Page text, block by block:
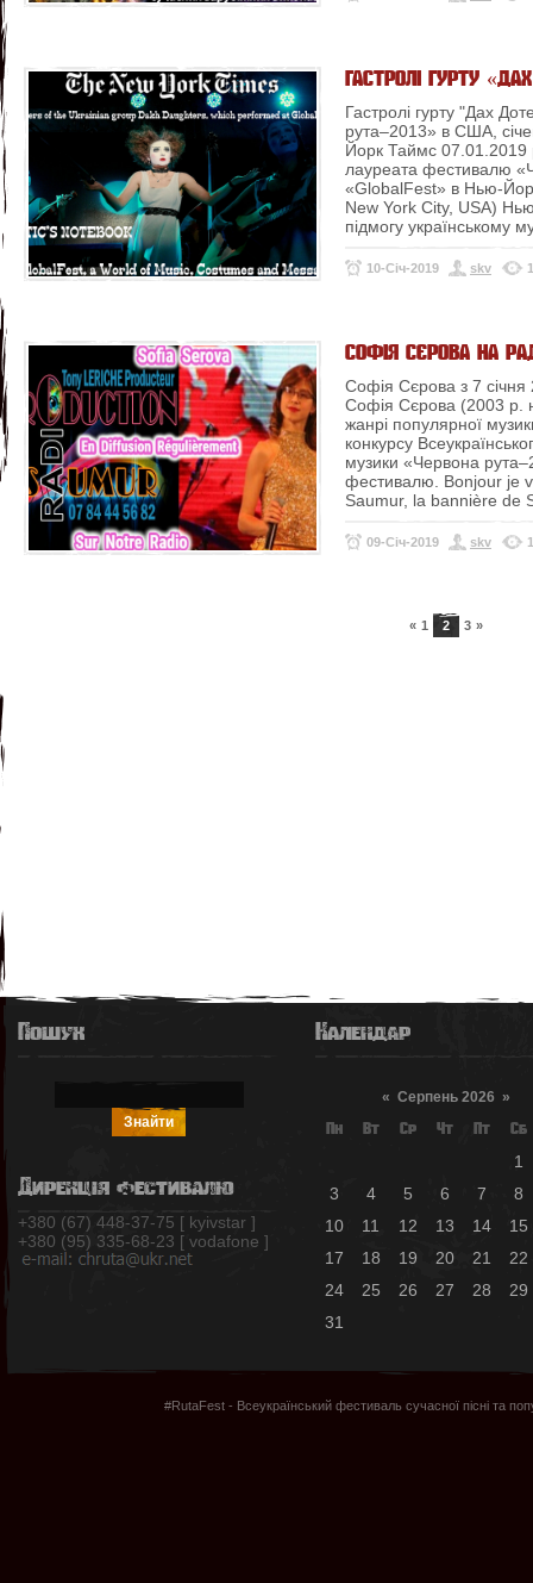
ГАСТРОЛІ ГУРТУ
Гастролі гурту "Дах
рута–2013» в США,
Йорк Таймс 07.01.2019
лауреата фестивалю
«GlobalFest» в Нью-
New York City, USA)
підмогу українському
10-Січ-2019 skv
СОФІЯ СЄРОВА НА
Софія Сєрова з 7
Софія Сєрова (2003 р.
жанрі популярної
конкурсу
музики «Червона
фестивалю. Bonjour je
Saumur, la bannière de
09-Січ-2019 skv
« 1 2 3 »
Пошук
Дирекція фестивалю
+380 (67) 448-37-75 [ kyivstar ]
+380 (95) 335-68-23 [ vodafone ]
Календар
« Серпень 2026 »
Пн Вт Ср Чт Пт Сб
1
3
4 5 6 7
8
10
11 12 13 14
15
17
18 19 20 21
22
24
25 26 27 28
29
31
#RutaFest - Всеукраїнський фестиваль сучасної пісні та